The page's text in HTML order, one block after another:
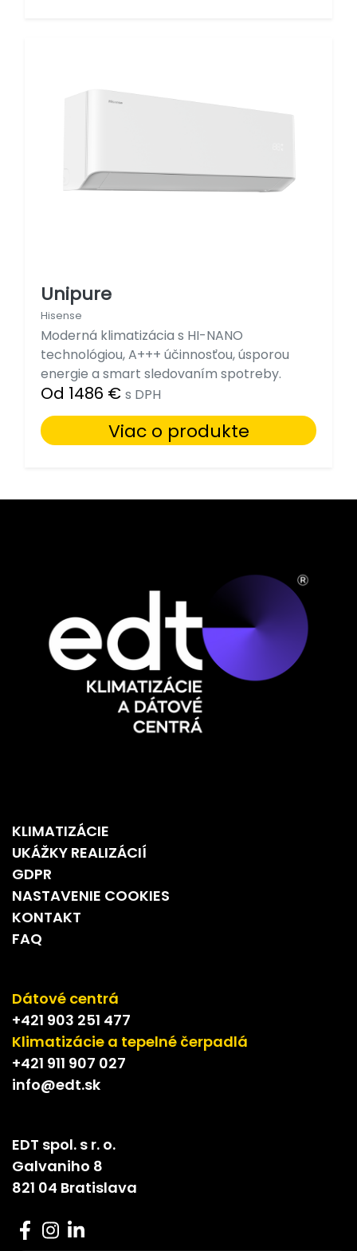
Unipure
Hisense
Moderná klimatizácia s HI-NANO
technológiou, A+++ účinnosťou, úsporou
energie a smart sledovaním spotreby.
Od 1486 € s DPH
Viac o produkte
KLIMATIZÁCIE
UKÁŽKY REALIZÁCIÍ
GDPR
NASTAVENIE COOKIES
KONTAKT
FAQ
Dátové centrá
+421 903 251 477
Klimatizácie a tepelné čerpadlá
+421 911 907 027
info@edt.sk
EDT spol. s r. o.
Galvaniho 8
821 04 Bratislava